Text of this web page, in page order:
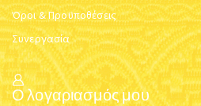
Όροι & Προϋποθέσεις
Συνεργασία
Ο λογαριασμός μου